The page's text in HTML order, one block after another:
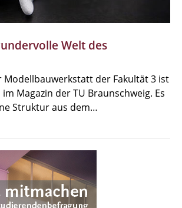
Welt des
Modellbauwerkstatt der Fakultät 3 ist
Magazin der TU Braunschweig. Es
Struktur aus dem…